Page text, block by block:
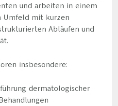
und arbeiten in einem
Umfeld mit kurzen
Abläufen und
insbesondere:
dermatologischer